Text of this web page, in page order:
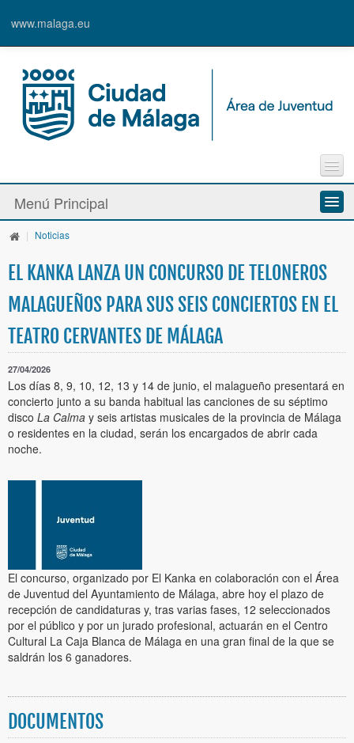
www.malaga.eu
Agenda
Contacto
Menú Principal
Información y Recursos
Actividades y Programas
La Caja Blanca
Ayudas y Premios
| Noticias
EL KANKA LANZA UN CONCURSO DE TELONEROS
MALAGUEÑOS PARA SUS SEIS CONCIERTOS EN EL
TEATRO CERVANTES DE MÁLAGA
27/04/2026
Los días 8, 9, 10, 12, 13 y 14 de junio, el malagueño presentará en
concierto junto a su banda habitual las canciones de su séptimo
disco La Calma y seis artistas musicales de la provincia de Málaga
o residentes en la ciudad, serán los encargados de abrir cada
noche.
El concurso, organizado por El Kanka en colaboración con el Área
de Juventud del Ayuntamiento de Málaga, abre hoy el plazo de
recepción de candidaturas y, tras varias fases, 12 seleccionados
por el público y por un jurado profesional, actuarán en el Centro
Cultural La Caja Blanca de Málaga en una gran final de la que se
saldrán los 6 ganadores.
DOCUMENTOS